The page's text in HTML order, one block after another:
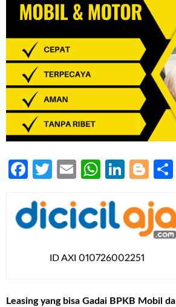
Facebook
Twitter
Email
ID AXI 010726002251
Leasing yang bisa Gadai BPKB Mobil